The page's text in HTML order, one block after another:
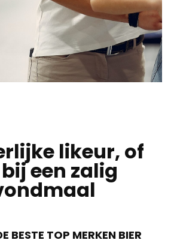
likeur, of
een zalig
BESTE TOP MERKEN BIER